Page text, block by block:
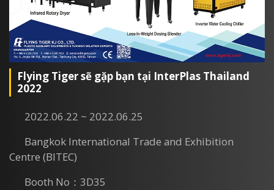
Flying Tiger sẽ gặp bạn tại InterPlas Thailand
2022
2022.06.22 ~ 2022.06.25
Bangkok International Trade and Exhibition
Centre (BITEC)
Booth No：3D35